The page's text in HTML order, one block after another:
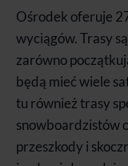
Ośrodek oferuje
wyciągów. Trasy
zarówno
będą mieć wiele
tu również trasy
snowboardzistów
przeszkody i